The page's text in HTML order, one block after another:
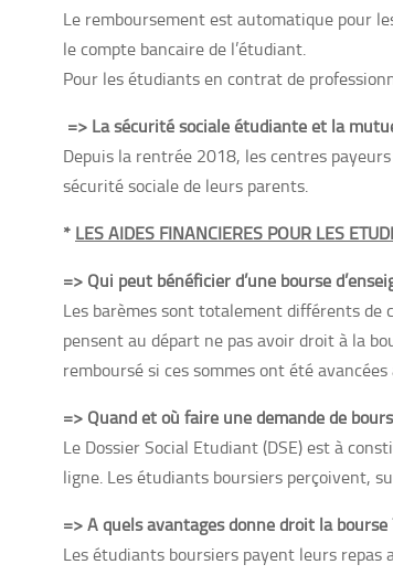
Le remboursement est automatique pour
le compte bancaire de l’étudiant.
Pour les étudiants en contrat de
=> La sécurité sociale étudiante et la
Depuis la rentrée 2018, les centres
sécurité sociale de leurs parents.
* LES AIDES FINANCIERES POUR LES
=> Qui peut bénéficier d’une bourse
Les barèmes sont totalement différents de
pensent au départ ne pas avoir droit à la
remboursé si ces sommes ont été
=> Quand et où faire une demande de
Le Dossier Social Etudiant (DSE) est à
ligne. Les étudiants boursiers perçoivent,
=> A quels avantages donne droit la bourse
Les étudiants boursiers payent leurs repas